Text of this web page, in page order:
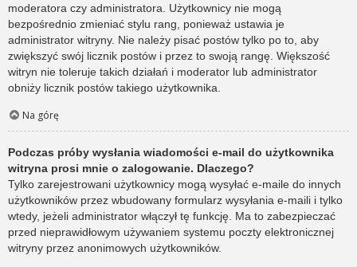
moderatora czy administratora. Użytkownicy nie mogą
bezpośrednio zmieniać stylu rang, ponieważ ustawia je
administrator witryny. Nie należy pisać postów tylko po to, aby
zwiększyć swój licznik postów i przez to swoją rangę. Większość
witryn nie toleruje takich działań i moderator lub administrator
obniży licznik postów takiego użytkownika.
Na górę
Podczas próby wysłania wiadomości e-mail do użytkownika
witryna prosi mnie o zalogowanie. Dlaczego?
Tylko zarejestrowani użytkownicy mogą wysyłać e-maile do innych
użytkowników przez wbudowany formularz wysyłania e-maili i tylko
wtedy, jeżeli administrator włączył tę funkcję. Ma to zabezpieczać
przed nieprawidłowym używaniem systemu poczty elektronicznej
witryny przez anonimowych użytkowników.